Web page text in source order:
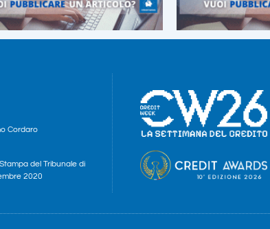
Cordaro
del Tribunale di
2020